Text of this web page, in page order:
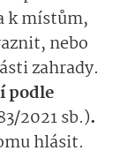
k místům,
nebo
zahrady.
podle
2021 sb.).
hlásit.